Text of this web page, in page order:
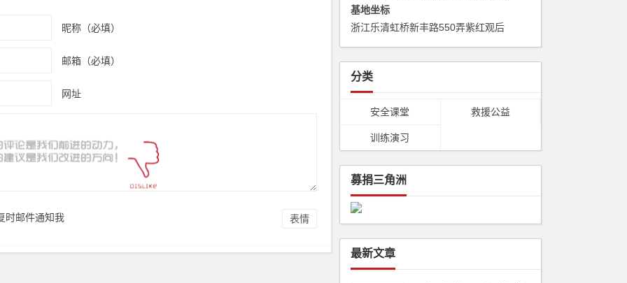
昵称（必填）
邮箱（必填）
网址
表情
时邮件通知我
基地坐标
浙江乐清虹桥新丰路550弄紫红观后
分类
安全课堂 救援公益
训练演习
募捐三角洲
最新文章